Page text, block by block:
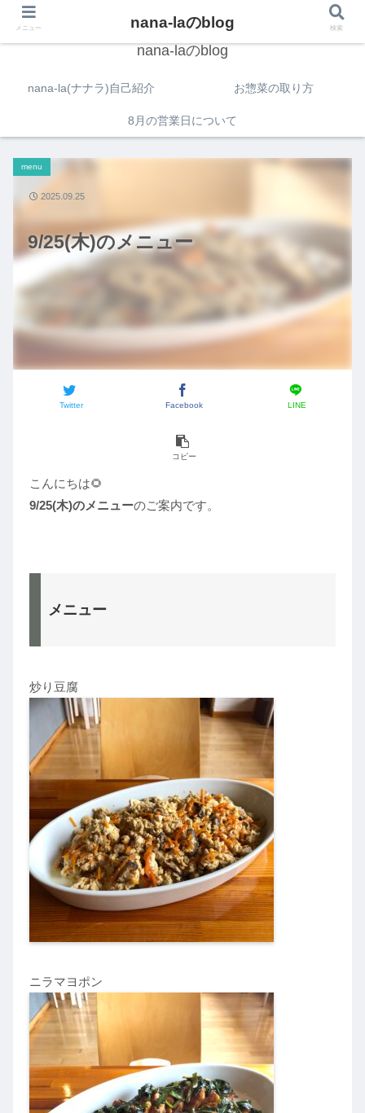
nana-laのblog
nana-la(ナナラ)自己紹介 お惣菜の取り方
8月の営業日について
9/25(木)のメニュー
menu
Twitter Facebook LINE
コピー
2025.09.25
こんにちは🌻
9/25(木)のメニューのご案内です。
メニュー
炒り豆腐
ニラマヨポン
メニュー nana-laのblog 検索